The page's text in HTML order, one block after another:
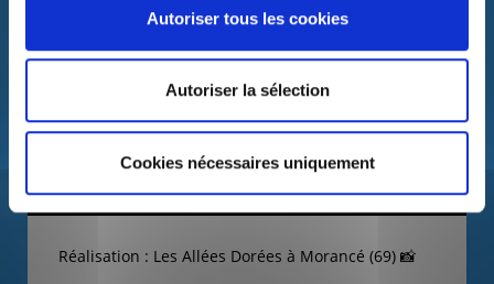
Autoriser tous les cookies
Autoriser la sélection
Cookies nécessaires uniquement
Réalisation : Les Allées Dorées à Morancé (69) 📸